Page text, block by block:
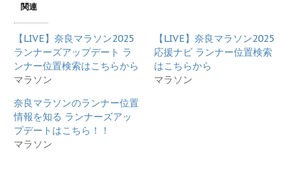
t
r
で
有
(
新
い
ウ
ィ
ン
ド
ウ
る
に
は
ク
し
て
く
だ
さ
関連
【LIVE】奈良マラソン2025
ランナーズアップデート ラ
ンナー位置検索はこちらから
マラソン
【LIVE】奈良マラソン2025
応援ナビ ランナー位置検索
はこちらから
マラソン
奈良マラソンのランナー位置
情報を知る ランナーズアッ
プデートはこちら！！
マラソン